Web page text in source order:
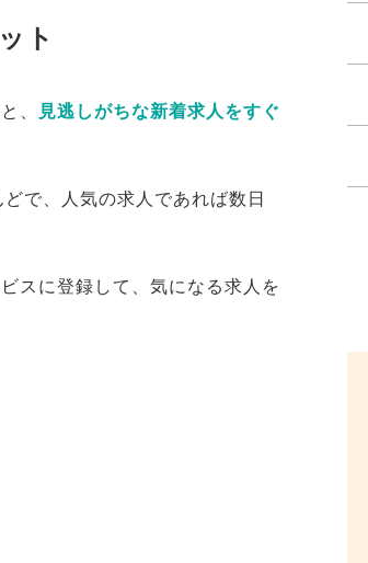
ト
、
見逃しがちな新着求人をすぐ
で、人気の求人であれば数日
スに登録して、気になる求人を